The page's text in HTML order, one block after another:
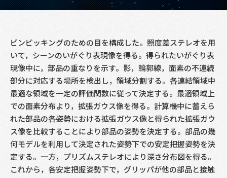
ビンピッキングのための目を構成した。照度差ステレオを用
いて，シーンのいがぐり表現像を得る。得られたいがぐり表
現像中に，部品の重なりを示す。影，輪郭線，面素の不連続
部分に対応する場所を検出し，領域分割する。各連結領域中
最適な領域を一定の評価関数に従って決定する。最適領域上
での面素分布より，拡張ガウス像を得る。計算機中に蓄えら
れた部品の各姿勢における拡張ガウス像と得られた拡張ガウ
ス像を比較することにより部品の姿勢を決定する。部品の幾
何モデルを利用して決定された姿勢下での安定把握姿勢を決
定する。一方，プリズムステレオにより深さ分布図を得る。
これから，各安定把握姿勢下で，グリッパが他の部品と接触